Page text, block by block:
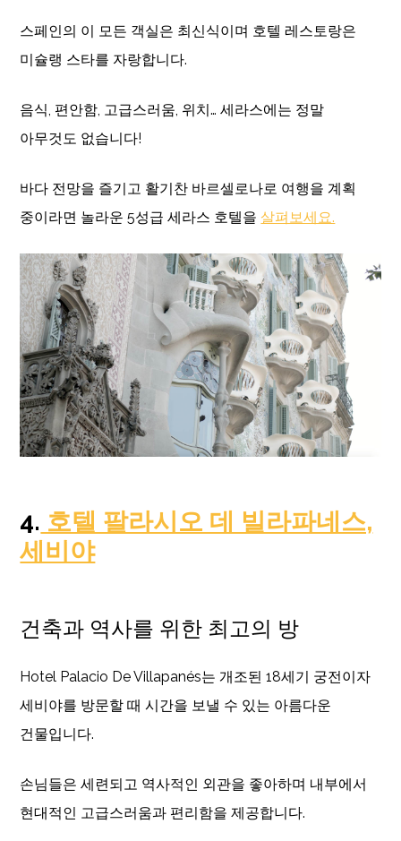
스페인의 이 모든 객실은 최신식이며 호텔 레스토랑은
미슐랭 스타를 자랑합니다.
음식, 편안함, 고급스러움, 위치… 세라스에는 정말
아무것도 없습니다!
바다 전망을 즐기고 활기찬 바르셀로나로 여행을 계획
중이라면 놀라운 5성급 세라스 호텔을살펴보세요.
4. 호텔 팔라시오 데 빌라파네스,
세비야
건축과 역사를 위한 최고의 방
Hotel Palacio De Villapanés는 개조된 18세기 궁전이자
세비야를 방문할 때 시간을 보낼 수 있는 아름다운
건물입니다.
손님들은 세련되고 역사적인 외관을 좋아하며 내부에서
현대적인 고급스러움과 편리함을 제공합니다.